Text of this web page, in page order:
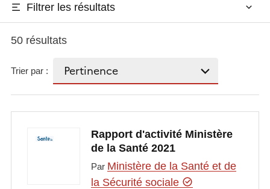
Filtrer les résultats
50 résultats
Trier par :
Rapport d'activité Ministère
de la Santé 2021
Par Ministère de la Santé et de
la Sécurité sociale